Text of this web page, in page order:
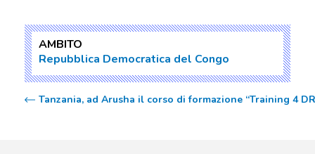
AMBITO
Repubblica Democratica del Congo
Tanzania, ad Arusha il corso di formazione “Training 4